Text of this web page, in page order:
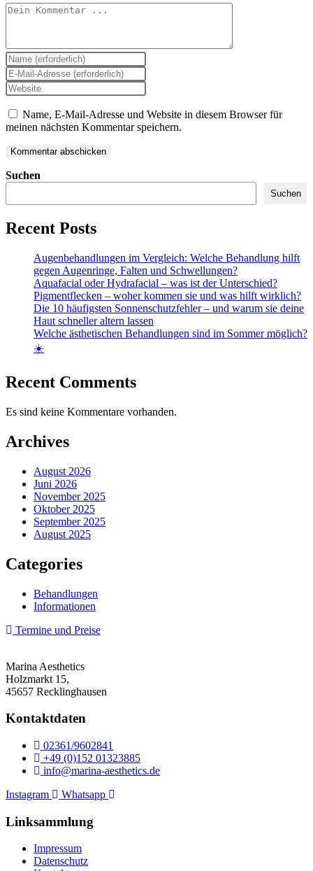
Kommentieren
Gib
deinen
Namen
oder
Benutzernamen
zum
Kommentieren
ein
Gib
deine
E-
Mail-
Adresse
zum
Kommentieren
Gib
deine
Website-
URL
(optional)
Name, E-Mail-Adresse und Website in diesem Browser für
meinen nächsten Kommentar speichern.
Suchen
Suchen
Recent Posts
Augenbehandlungen im Vergleich: Welche Behandlung hilft
gegen Augenringe, Falten und Schwellungen?
Aquafacial oder Hydrafacial – was ist der Unterschied?
Pigmentflecken – woher kommen sie und was hilft wirklich?
Die 10 häufigsten Sonnenschutzfehler – und warum sie deine
Haut schneller altern lassen
Welche ästhetischen Behandlungen sind im Sommer möglich?
☀️
Recent Comments
Es sind keine Kommentare vorhanden.
Archives
August 2026
Juni 2026
November 2025
Oktober 2025
September 2025
August 2025
Categories
Behandlungen
Informationen
Termine und Preise
Marina Aesthetics
Holzmarkt 15,
45657 Recklinghausen
Kontaktdaten
02361/9602841
+49 (0)152 01323885
info@marina-aesthetics.de
Instagram
Whatsapp
Linksammlung
Impressum
Datenschutz